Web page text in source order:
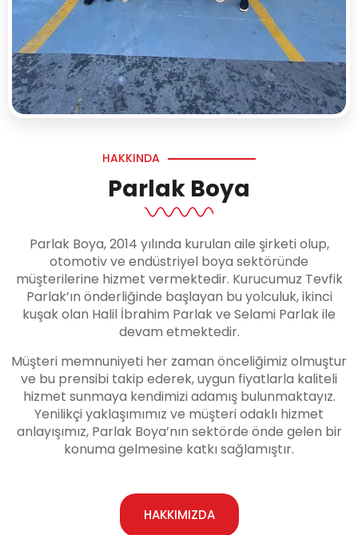
HAKKINDA
Parlak Boya
Parlak Boya, 2014 yılında kurulan aile şirketi olup,
otomotiv ve endüstriyel boya sektöründe
müşterilerine hizmet vermektedir. Kurucumuz Tevfik
Parlak’ın önderliğinde başlayan bu yolculuk, ikinci
kuşak olan Halil İbrahim Parlak ve Selami Parlak ile
devam etmektedir.
Müşteri memnuniyeti her zaman önceliğimiz olmuştur
ve bu prensibi takip ederek, uygun fiyatlarla kaliteli
hizmet sunmaya kendimizi adamış bulunmaktayız.
Yenilikçi yaklaşımımız ve müşteri odaklı hizmet
anlayışımız, Parlak Boya’nın sektörde önde gelen bir
konuma gelmesine katkı sağlamıştır.
HAKKIMIZDA